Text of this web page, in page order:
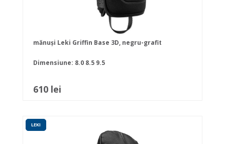
mănuși Leki Griffin Base 3D, negru-grafit
Dimensiune: 8.0 8.5 9.5
610 lei
LEKI